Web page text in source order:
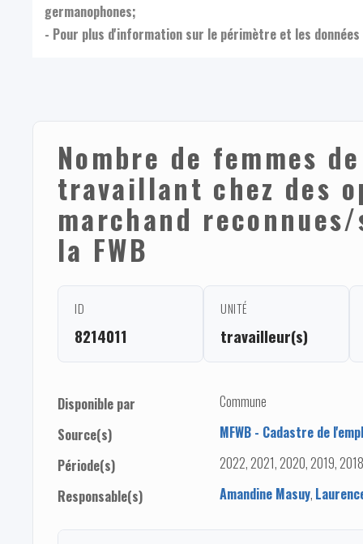
germanophones;
- Pour plus d'information sur le périmètre et les
Nombre de femmes
travaillant chez des
marchand
la FWB
ID
8214011
UNITÉ
travailleur(s)
Disponible par
Commune
Source(s)
MFWB - Cadastre de
Période(s)
2022, 2021, 2020, 2019,
Responsable(s)
Amandine Masuy,